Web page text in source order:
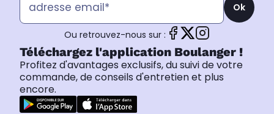
Ok
Ou retrouvez-nous sur :
Téléchargez l'application Boulanger !
Profitez d'avantages exclusifs, du suivi de votre
commande, de conseils d'entretien et plus
encore.